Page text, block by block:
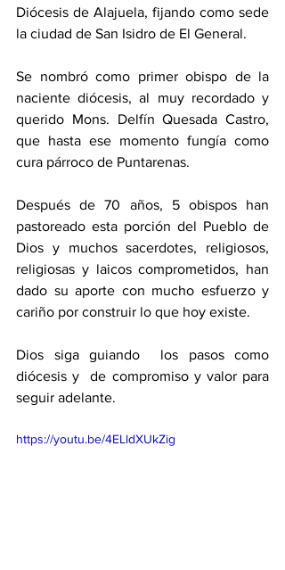
Diócesis de Alajuela, fijando como sede
la ciudad de San Isidro de El General.
Se nombró como primer obispo de la
naciente diócesis, al muy recordado y
querido Mons. Delfín Quesada Castro,
que hasta ese momento fungía como
cura párroco de Puntarenas.
Después de 70 años, 5 obispos han
pastoreado esta porción del Pueblo de
Dios y muchos sacerdotes, religiosos,
religiosas y laicos comprometidos, han
dado su aporte con mucho esfuerzo y
cariño por construir lo que hoy existe.
Dios siga guiando  los pasos como
diócesis y  de compromiso y valor para
seguir adelante.
https://youtu.be/4ELldXUkZig